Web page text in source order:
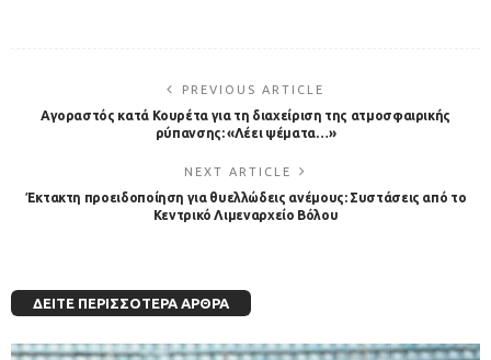
PREVIOUS ARTICLE
Αγοραστός κατά Κουρέτα για τη διαχείριση της ατμοσφαιρικής
ρύπανσης: «Λέει ψέματα…»
NEXT ARTICLE
Έκτακτη προειδοποίηση για θυελλώδεις ανέμους: Συστάσεις από το
Κεντρικό Λιμεναρχείο Βόλου
ΔΕΊΤΕ ΠΕΡΙΣΣΌΤΕΡΑ ΆΡΘΡΑ